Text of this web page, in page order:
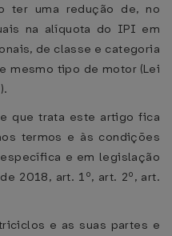
ter uma redução de, no
na alíquota do IPI em
de classe e categoria
mesmo tipo de motor (Lei
que trata este artigo fica
termos e às condições
e em legislação
2018, art. 1º, art. 2º, art.
e as suas partes e